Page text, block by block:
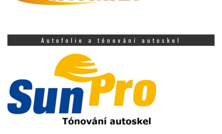
Autofolie a tónování autoskel